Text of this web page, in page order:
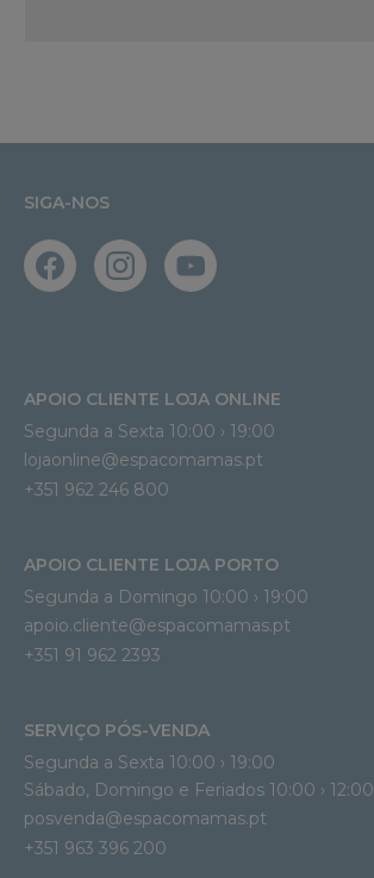
SIGA-NOS
APOIO CLIENTE LOJA ONLINE
Segunda a Sexta 10:00 › 19:00
lojaonline@espacomamas.pt
+351 962 246 800
APOIO CLIENTE LOJA PORTO
Segunda a Domingo 10:00 › 19:00
apoio.cliente@espacomamas.pt
+351 91 962 2393
SERVIÇO PÓS-VENDA
Segunda a Sexta 10:00 › 19:00
Sábado, Domingo e Feriados 10:00 › 12:00
posvenda@espacomamas.pt
+351 963 396 200